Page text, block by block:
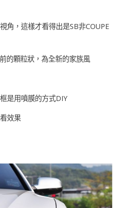
角，這樣才看得出是SB非COUPE
的顆粒狀，為全新的家族風
是用噴膜的方式DIY
效果